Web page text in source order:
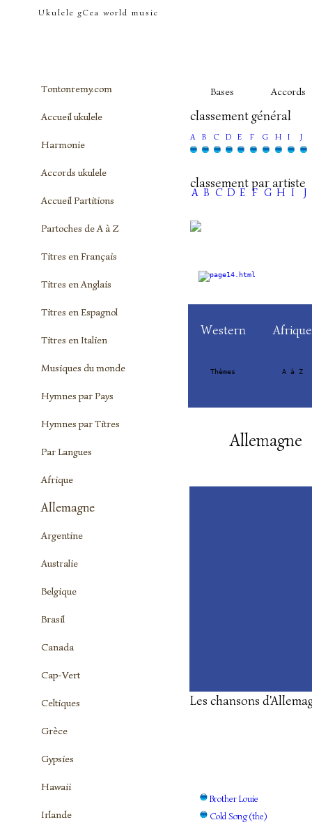
tontonremy.com
Ukulele gCea world music
Bases Accords
classement général
A B C D E F G H I J
classement par artiste
A B C D E F G H I J
Western Afrique
Thèmes A à Z
Allemagne
Les chansons
Brother Louie
Cold Song (the)
Tontonremy.com
Accueil ukulele
Harmonie
Accords ukulele
Accueil Partitions
Partoches de A à Z
Titres en Français
Titres en Anglais
Titres en Espagnol
Titres en Italien
Musiques du monde
Hymnes par Pays
Hymnes par Titres
Par Langues
Afrique
Allemagne
Argentine
Australie
Belgique
Brasil
Canada
Cap-Vert
Celtiques
Grèce
Gypsies
Hawaii
Irlande